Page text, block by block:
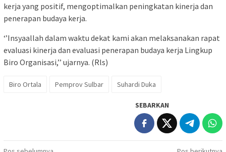
kerja yang positif, mengoptimalkan peningkatan kinerja dan
penerapan budaya kerja.
‘’Insyaallah dalam waktu dekat kami akan melaksanakan rapat
evaluasi kinerja dan evaluasi penerapan budaya kerja Lingkup
Biro Organisasi,’’ ujarnya. (Rls)
Biro Ortala Pemprov Sulbar Suhardi Duka
SEBARKAN